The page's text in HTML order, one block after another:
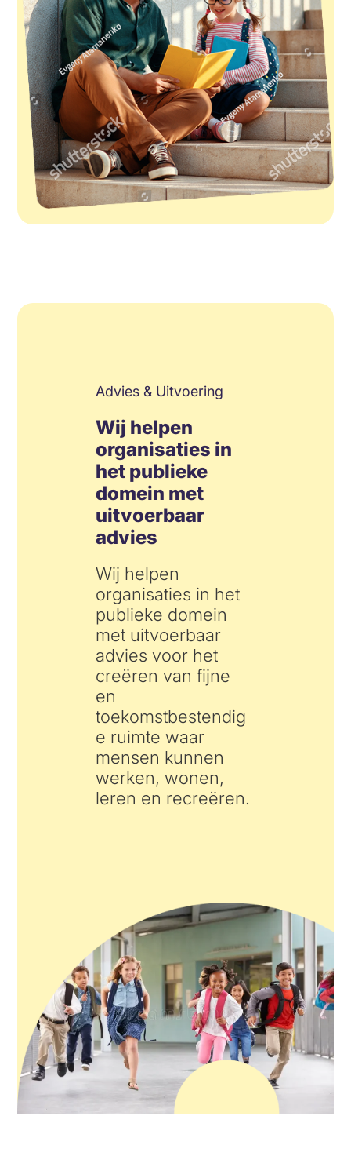
Advies & Uitvoering
Wij helpen
organisaties in
het publieke
domein met
uitvoerbaar
advies
Wij helpen
organisaties in het
publieke domein
met uitvoerbaar
advies voor het
creëren van fijne
en
toekomstbestendig
e ruimte waar
mensen kunnen
werken, wonen,
leren en recreëren.